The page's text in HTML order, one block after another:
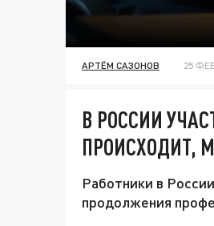
АРТЁМ САЗОНОВ 25
В РОССИИ
ПРОИСХОДИТ,
Работники в
продолжения